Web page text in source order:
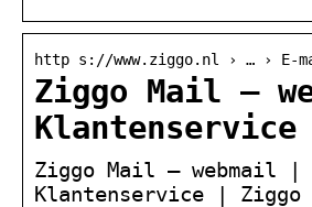
http s://www.ziggo.nl › … › E-
Ziggo Mail –
Klantenservice
Ziggo Mail – webmail |
Klantenservice | Ziggo